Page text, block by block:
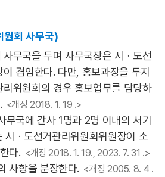
회 사무국)
무국을 두며 사무국장은 시ㆍ도선
겸임한다. 다만, 홍보과장을 두지
위원회의 경우 홍보업무를 담당하
<개정 2018. 1. 19 .>
국에 간사 1명과 2명 이내의 서기
시ㆍ도선거관리위원회위원장이 소
다. <개정 2018. 1. 19., 2023. 7. 31 .>
사항을 분장한다. <개정 2005. 8. 4 .